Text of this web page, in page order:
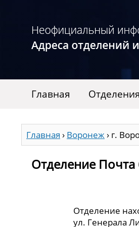
Главная Отделения
Главная › Воронеж› г.
Отделение Почта
Отделение
ул. Генерала